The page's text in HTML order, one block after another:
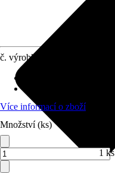
č. výrobku
Více informací o zboží
Množství (ks)
1 ks